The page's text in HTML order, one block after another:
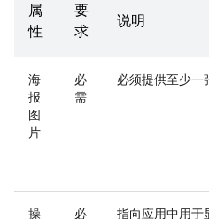
属
性
要
求
说明
海
报
图
片
必
需
必须提供至少一
操
必
指向应用中用于